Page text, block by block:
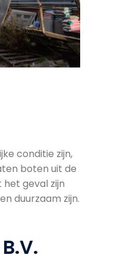
conditie zijn,
boten uit de
geval zijn
duurzaam zijn.